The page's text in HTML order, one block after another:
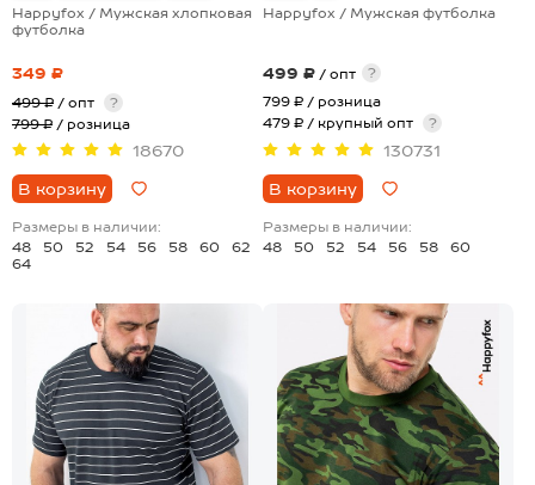
Happyfox / Мужская хлопковая
футболка
349 ₽
499 ₽ / опт
?
799 ₽ / розница
18670
В корзину
Размеры в наличии:
48
50 52 54 56 58 60
62
64
Happyfox / Мужская футболка
499 ₽ / опт
?
799 ₽ / розница
479 ₽ / крупный опт
?
130731
В корзину
Размеры в наличии:
48
50 52 54 56 58 60